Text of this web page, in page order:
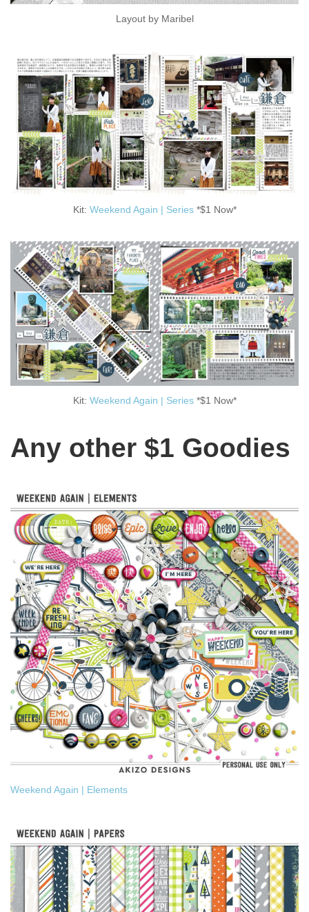
Layout by Maribel
Kit: Weekend Again | Series*$1 Now*
Kit: Weekend Again | Series*$1 Now*
Any other $1 Goodies
Weekend Again | Elements